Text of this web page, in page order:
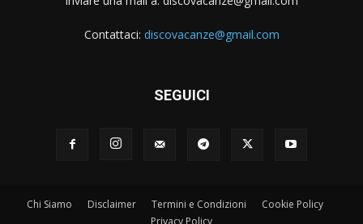
Contattaci: discovacanze@gmail.com
SEGUICI
Chi Siamo Disclaimer Termini e Condizioni
Cookie Policy
Privacy Policy